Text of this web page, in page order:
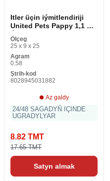
Itler üçin iýmitlendiriji
United Pets Pappy 1,1 L
Ýaşyl polipropilen 24. 5
cm
Ölçeg
25 x 9 x 25
Agram
0.58
Ştrih-kod
8028945031882
Az galdy
24/48 SAGADYŇ IÇINDE
UGRADYLYAR
8.82 TMT
17.65 TMT
Satyn almak